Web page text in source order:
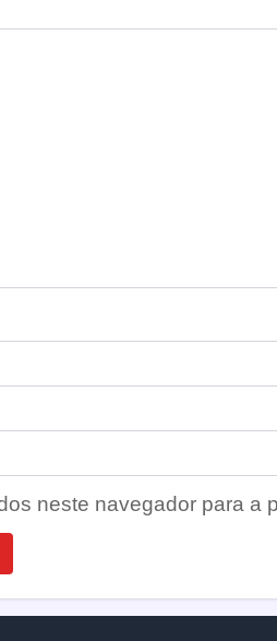
neste navegador para a